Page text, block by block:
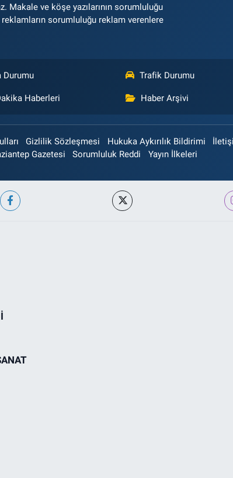
Makale ve köşe yazılarının sorumluluğu
reklamların sorumluluğu reklam verenlere
Durumu Trafik Durumu
Haberleri Haber Arşivi
Gizlilik Sözleşmesi Hukuka Aykırılık Bildirimi
Gazetesi
Sorumluluk Reddi Yayın İlkeleri